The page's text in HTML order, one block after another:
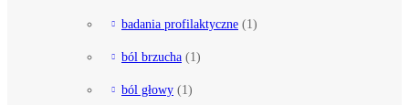
badania profilaktyczne (1)
ból brzucha (1)
ból głowy (1)